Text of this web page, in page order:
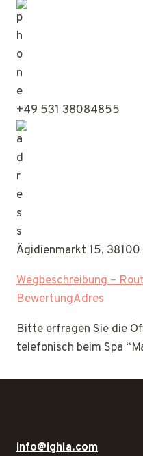
+49 531 38084855
Ägidienmarkt 15,
Wegbeschreibung –
BewertungAdres
Bitte erfragen Sie die
telefonisch beim Spa
info@ighla.com